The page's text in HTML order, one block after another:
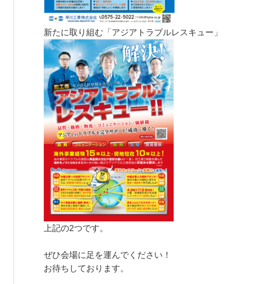
新たに取り組む「アジアトラブルレスキュー」
上記の2つです。
ぜひ会場に足を運んでください！
お待ちしております。